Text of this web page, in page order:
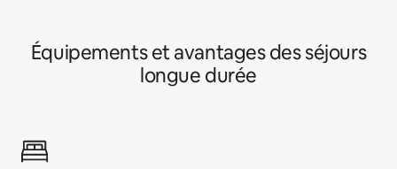
Équipements et avantages des séjours
longue durée